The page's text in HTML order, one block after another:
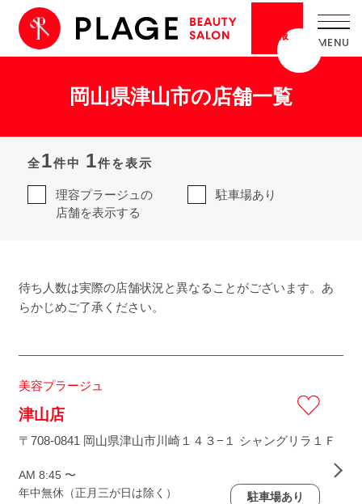
情報
岡山県津山市の店舗一覧
全1件中 1件を表示
理容プラージュの
店舗を表示する
駐車場あり
待ち人数は実際の店舗状況と異なることがございます。あ
らかじめご了承ください。
美容プラージュ
津山店
〒708-0841 岡山県津山市川崎１４３−１ シャングリラ１Ｆ
AM 8:45 〜
年中無休（正月三が日は除く）
駐車場あり